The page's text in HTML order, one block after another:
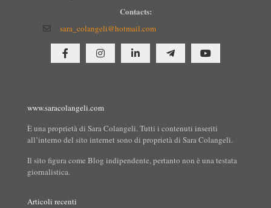
Contacts:
sara_colangeli@hotmail.com
www.saracolangeli.com
È una proprietà di Sara Colangeli. Tutti i contenuti inseriti
all’interno del sito internet sono di proprietà di Sara Colangeli.
Il sito figura come Blog indipendente, pertanto non è una testata
giornalistica.
Articoli recenti